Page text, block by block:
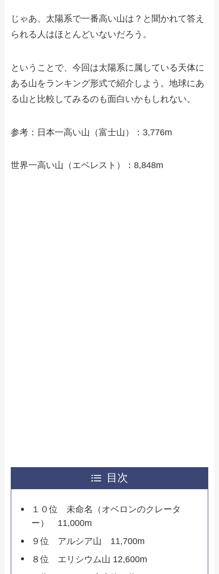
じゃあ、太陽系で一番高い山は？と聞かれて答え
られる人はほとんどいないだろう。
ということで、今回は太陽系に属している天体に
ある山をランキング形式で紹介しよう。地球にあ
る山と比較してみるのも面白いかもしれない。
参考：日本一高い山（富士山）：3,776m
世界一高い山（エベレスト）：8,848m
目次
１０位 未命名（オベロンのクレータ
ー） 11,000m
９位 アルシア山 11,700m
８位 エリシウム山 12,600m